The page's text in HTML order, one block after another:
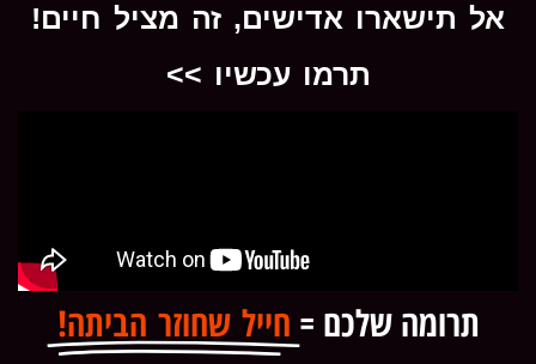
אל תישארו אדישים, זה מציל חיים!
תרמו עכשיו >>
תרומה שלכם = חייל שחוזר הביתה!